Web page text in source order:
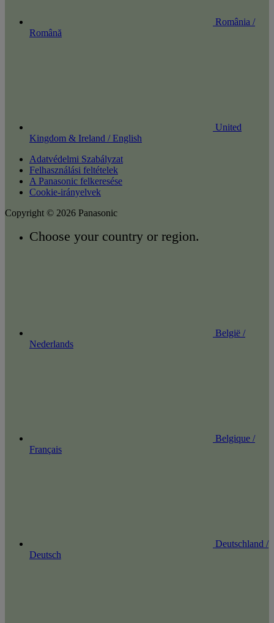
România /
Română
United
Kingdom & Ireland / English
Adatvédelmi Szabályzat
Felhasználási feltételek
A Panasonic felkeresése
Cookie-irányelvek
Copyright © 2026 Panasonic
Choose your country or region.
België /
Nederlands
Belgique /
Français
Deutschland /
Deutsch